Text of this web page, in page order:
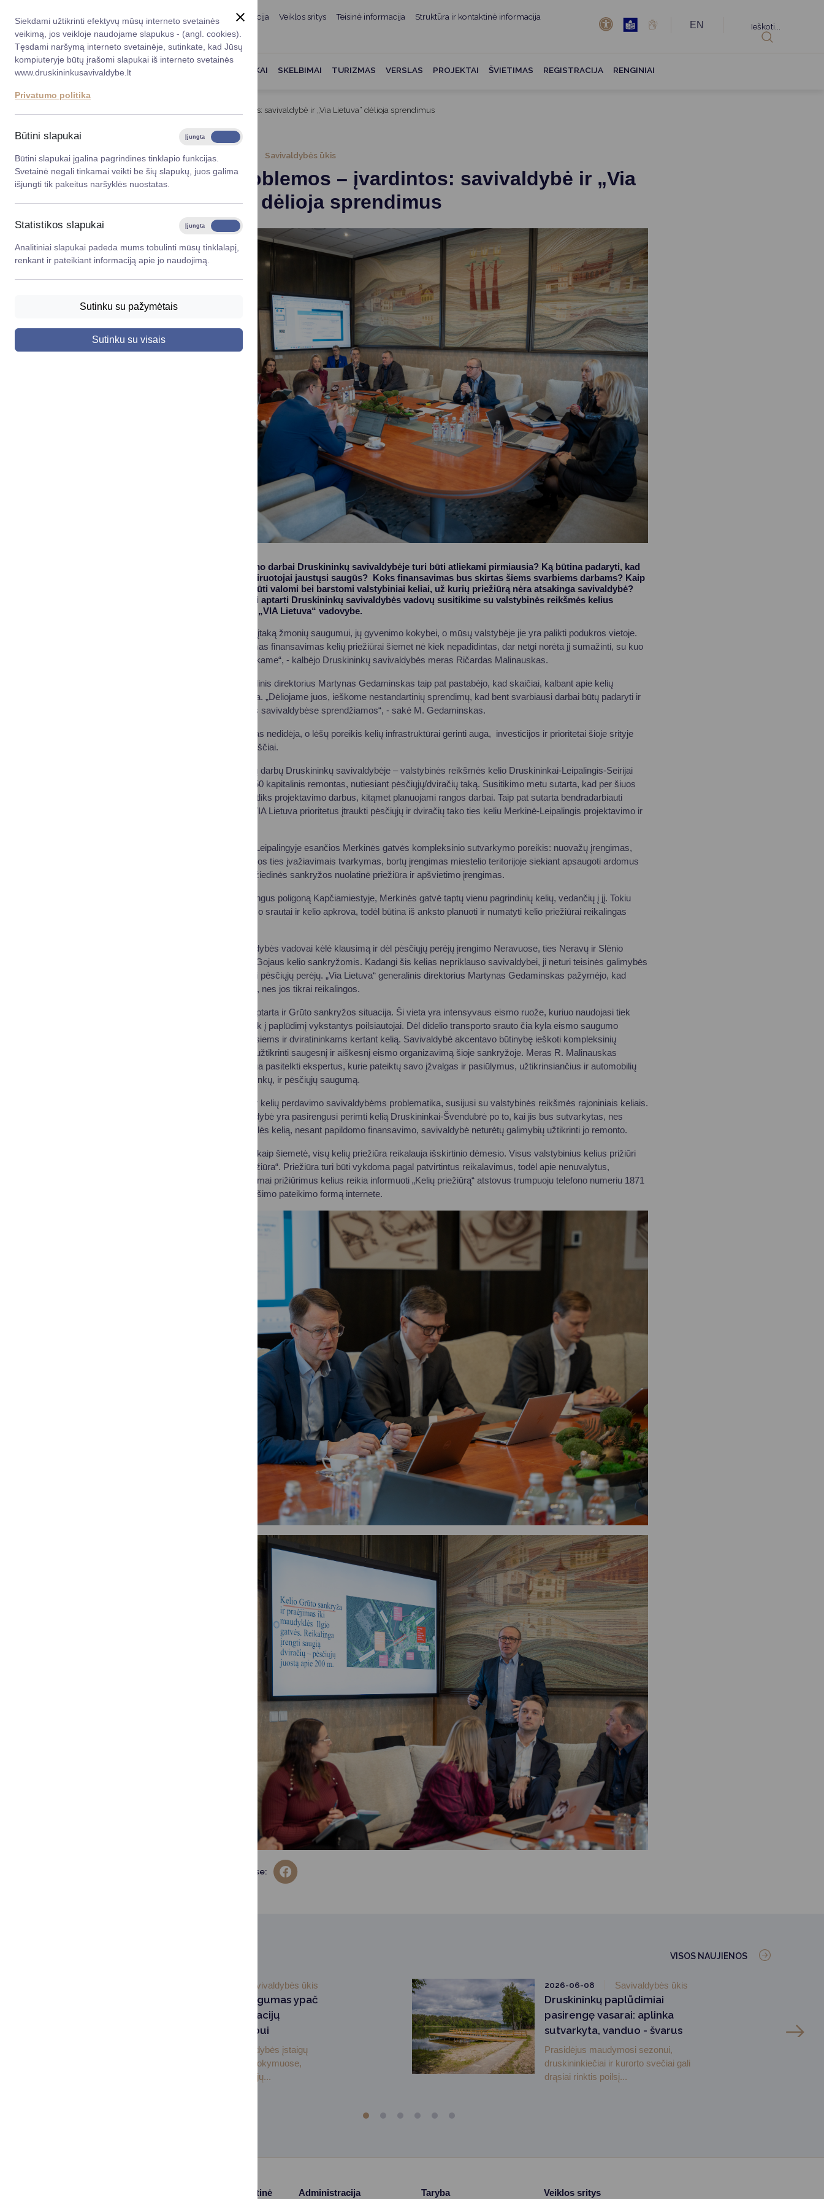
Siekdami užtikrinti efektyvų mūsų interneto svetainės
veikimą, jos veikloje naudojame slapukus - (angl. cookies).
Tęsdami naršymą interneto svetainėje, sutinkate, kad Jūsų
kompiuteryje būtų įrašomi slapukai iš interneto svetainės
www.druskininkusavivaldybe.lt
Privatumo politika
Būtini slapukai Įjungta
Būtini slapukai įgalina pagrindines tinklapio funkcijas.
Svetainė negali tinkamai veikti be šių slapukų, juos galima
išjungti tik pakeitus naršyklės nuostatas.
Statistikos slapukai Įjungta
Analitiniai slapukai padeda mums tobulinti mūsų tinklalapį,
renkant ir pateikiant informaciją apie jo naudojimą.
Sutinku su pažymėtais
Sutinku su visais
Taryba Meras
Registruokitės priėmimui
Vicemerai
Mero patarėja
Administracija
Administracinė informacija
Savivaldybės administracijos
Planavimo dokumentai
Korupcijos prevencija
Viešieji pirkimai
Lygios galimybės
Savivaldybės remiami
Finansų valdymas ir apskaita
Organizacinė struktūra
Veiklos sritys Teisinė informacija
Norminiai teisės aktai
Mero potvarkiai
teisinė pagalba
Teisės aktų pažeidimai
reguliavimo poveikio ex post
vertinimas
Vartotojų teisių apsauga
Pranešėjų apsauga
Asmens duomenų apsauga
Struktūra ir kontaktinė informacija
Karjera DUK
EN
DRUSKININKAI SKELBIMAI TURIZMAS VERSLAS PROJEKTAI ŠVIETIMAS REGISTRACIJA RENGINIAI
Kelių problemos – įvardintos: savivaldybė ir „Via Lietuva“ dėlioja sprendimus
2026-02-10 Savivaldybės ūkis
Kelių problemos – įvardintos: savivaldybė ir „Via
Lietuva“ dėlioja sprendimus
Kokie kelių tvarkymo darbai Druskininkų savivaldybėje turi būti atliekami pirmiausia? Ką būtina padaryti, kad
tiek pėstieji, tiek vairuotojai jaustųsi saugūs? Koks finansavimas bus skirtas šiems svarbiems darbams? Kaip
dažnai žiemą turi būti valomi bei barstomi valstybiniai keliai, už kurių priežiūrą nėra atsakinga savivaldybė?
Šie ir kiti klausimai aptarti Druskininkų savivaldybės vadovų susitikime su valstybinės reikšmės kelius
valdančios įmonės „VIA Lietuva“ vadovybe.
„Keliai turi tiesioginę įtaką žmonių saugumui, jų gyvenimo kokybei, o mūsų valstybėje jie yra palikti podukros vietoje.
Savivaldybei skiriamas finansavimas kelių priežiūrai šiemet nė kiek nepadidintas, dar netgi norėta jį sumažinti, su kuo
kategoriškai nesutinkame“, - kalbėjo Druskininkų savivaldybės meras Ričardas Malinauskas.
„Via Lietuva“ generalinis direktorius Martynas Gedaminskas taip pat pastabėjo, kad skaičiai, kalbant apie kelių
priežiūrą, nedžiugina. „Dėliojame juos, ieškome nestandartinių sprendimų, kad bent svarbiausi darbai būtų padaryti ir
opiausios problemos savivaldybėse sprendžiamos“, - sakė M. Gedaminskas.
Kadangi finansavimas nedidėja, o lėšų poreikis kelių infrastruktūrai gerinti auga, investicijos ir prioritetai šioje srityje
planuojami itin kruopščiai.
Vienas iš prioritetinių darbų Druskininkų savivaldybėje – valstybinės reikšmės kelio Druskininkai-Leipalingis-Seirijai
ruožo 2,990 iki 12,050 kapitalinis remontas, nutiesiant pėsčiųjų/dviračių taką. Susitikimo metu sutarta, kad per šiuos
metus VIA Lietuva atliks projektavimo darbus, kitąmet planuojami rangos darbai. Taip pat sutarta bendradarbiauti
ieškant galimybių į VIA Lietuva prioritetus įtraukti pėsčiųjų ir dviračių tako ties keliu Merkinė-Leipalingis projektavimo ir
Susitikime aptartas Leipalingyje esančios Merkinės gatvės kompleksinio sutvarkymo poreikis: nuovažų įrengimas,
pažeistos kelio dangos ties įvažiavimais tvarkymas, bortų įrengimas miestelio teritorijoje siekiant apsaugoti ardomus
šaligatvius, taip pat žiedinės sankryžos nuolatinė priežiūra ir apšvietimo įrengimas.
Akcentuota, kad, įrengus poligoną Kapčiamiestyje, Merkinės gatvė taptų vienu pagrindinių kelių, vedančių į jį. Tokiu
atveju padidėtų eismo srautai ir kelio apkrova, todėl būtina iš anksto planuoti ir numatyti kelio priežiūrai reikalingas
Druskininkų savivaldybės vadovai kėlė klausimą ir dėl pėsčiųjų perėjų įrengimo Neravuose, ties Neravų ir Slėnio
gatvių bei Neravų ir Gojaus kelio sankryžomis. Kadangi šis kelias nepriklauso savivaldybei, ji neturi teisinės galimybės
savarankiškai įrengti pėsčiųjų perėjų. „Via Lietuva“ generalinis direktorius Martynas Gedaminskas pažymėjo, kad
perėjos bus įrengtos, nes jos tikrai reikalingos.
Susitikime atskirai aptarta ir Grūto sankryžos situacija. Ši vieta yra intensyvaus eismo ruože, kuriuo naudojasi tiek
vietos gyventojai, tiek į paplūdimį vykstantys poilsiautojai. Dėl didelio transporto srauto čia kyla eismo saugumo
iššūkių, ypač pėstiesiems ir dviratininkams kertant kelią. Savivaldybė akcentavo būtinybę ieškoti kompleksinių
sprendimų, galinčių užtikrinti saugesnį ir aiškesnį eismo organizavimą šioje sankryžoje. Meras R. Malinauskas
pabrėžė, kad tikslinga pasitelkti ekspertus, kurie pateiktų savo įžvalgas ir pasiūlymus, užtikrinsiančius ir automobilių
vairuotojų, ir dviratininkų, ir pėsčiųjų saugumą.
Susitikime paliesta ir kelių perdavimo savivaldybėms problematika, susijusi su valstybinės reikšmės rajoniniais keliais.
Druskininkų savivaldybė yra pasirengusi perimti kelią Druskininkai-Švendubrė po to, kai jis bus sutvarkytas, nes
perėmus blogos būklės kelią, nesant papildomo finansavimo, savivaldybė neturėtų galimybių užtikrinti jo remonto.
Žiemą, o ypač tokią kaip šiemetė, visų kelių priežiūra reikalauja išskirtinio dėmesio. Visus valstybinius kelius prižiūri
bendrovė „Kelių priežiūra“. Priežiūra turi būti vykdoma pagal patvirtintus reikalavimus, todėl apie nenuvalytus,
nebarstytus, netinkamai prižiūrimus kelius reikia informuoti „Kelių priežiūrą“ atstovus trumpuoju telefono numeriu 1871
arba užpildant pranešimo pateikimo formą internete.
Dalintis soc. tinkluose:
VISOS NAUJIENOS
Savivaldybės ūkis
Kibernetinis saugumas ypač
svarbus organizacijų
kasdieniam darbui
Druskininkų savivaldybės įstaigų
vadovai dalyvavo mokymuose,
skirtuose organizacijų...
2026-06-08 Savivaldybės ūkis
Druskininkų paplūdimiai
pasirengę vasarai: aplinka
sutvarkyta, vanduo - švarus
Prasidėjus maudymosi sezonui,
druskininkiečiai ir kurorto svečiai gali
drąsiai rinktis poilsį...
Struktūra ir kontaktinė
Administracija Taryba Veiklos sritys